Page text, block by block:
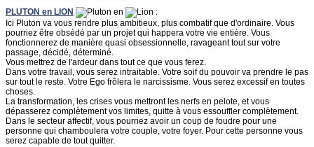
PLUTON en LION en
:
Ici Pluton va vous rendre plus ambitieux, plus combatif que d'ordinaire. Vous
pourriez être obsédé par un projet qui happera votre vie entière. Vous
fonctionnerez de manière quasi obsessionnelle, ravageant tout sur votre
passage, décidé, déterminé.
Vous mettrez de l'ardeur dans tout ce que vous ferez.
Dans votre travail, vous serez intraitable. Votre soif du pouvoir va prendre le pas
sur tout le reste. Votre Ego frôlera le narcissisme. Vous serez excessif en toutes
choses.
La transformation, les crises vous mettront les nerfs en pelote, et vous
dépasserez complètement vos limites, quitte à vous essouffler complètement.
Dans le secteur affectif, vous pourriez avoir un coup de foudre pour une
personne qui chamboulera votre couple, votre foyer. Pour cette personne vous
serez capable de tout quitter.